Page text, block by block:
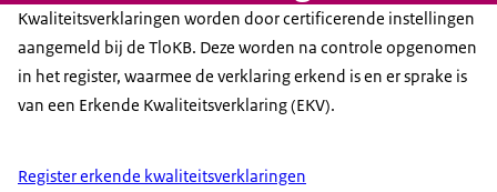
Kwaliteitsverklaringen worden door certificerende instellingen
aangemeld bij de TloKB. Deze worden na controle opgenomen
in het register, waarmee de verklaring erkend is en er sprake is
van een Erkende Kwaliteitsverklaring (EKV).
Register erkende kwaliteitsverklaringen